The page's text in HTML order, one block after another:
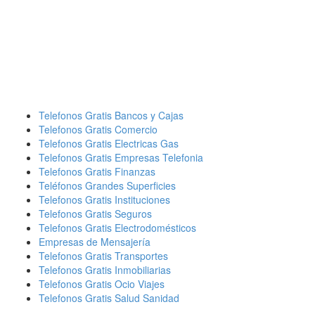
Telefonos Gratis Bancos y Cajas
Telefonos Gratis Comercio
Telefonos Gratis Electricas Gas
Telefonos Gratis Empresas Telefonia
Telefonos Gratis Finanzas
Teléfonos Grandes Superficies
Telefonos Gratis Instituciones
Telefonos Gratis Seguros
Telefonos Gratis Electrodomésticos
Empresas de Mensajería
Telefonos Gratis Transportes
Telefonos Gratis Inmobiliarias
Telefonos Gratis Ocio Viajes
Telefonos Gratis Salud Sanidad